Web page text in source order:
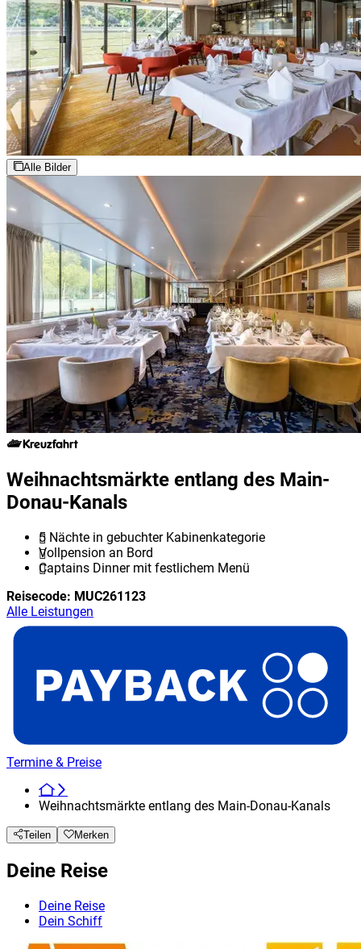
Alle Bilder
Kreuzfahrt
Weihnachtsmärkte entlang des Main-
Donau-Kanals
5 Nächte in gebuchter Kabinenkategorie
Vollpension an Bord
Captains Dinner mit festlichem Menü
Reisecode: MUC261123
Alle Leistungen
Termine & Preise
Weihnachtsmärkte entlang des Main-Donau-Kanals
Teilen Merken
Deine Reise
Deine Reise
Dein Schiff